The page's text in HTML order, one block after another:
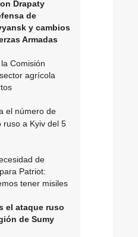
Drapaty
de
y cambios
Armadas
Comisión
agrícola
el número de
ruso a Kyiv del 5
de
Patriot:
tener misiles
el ataque ruso
de Sumy